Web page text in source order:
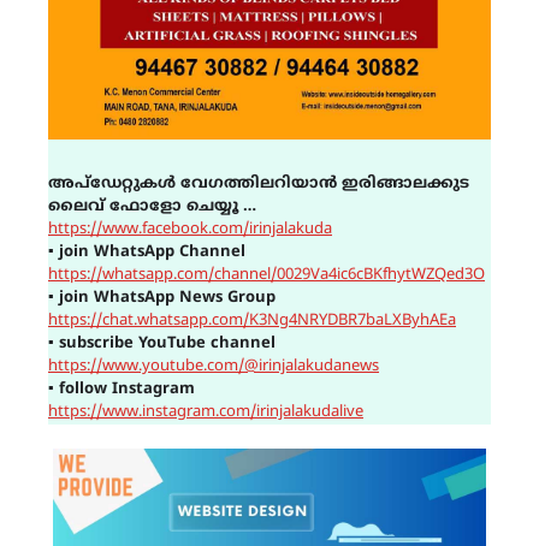
അപ്ഡേറ്റുകൾ വേഗത്തിലറിയാൻ ഇരിങ്ങാലക്കുട
ലൈവ് ഫോളോ ചെയ്യൂ …
https://www.facebook.com/irinjalakuda
▪ join WhatsApp Channel
https://whatsapp.com/channel/0029Va4ic6cBKfhytWZQed3O
▪ join WhatsApp News Group
https://chat.whatsapp.com/K3Ng4NRYDBR7baLXByhAEa
▪ subscribe YouTube channel
https://www.youtube.com/@irinjalakudanews
▪ follow Instagram
https://www.instagram.com/irinjalakudalive